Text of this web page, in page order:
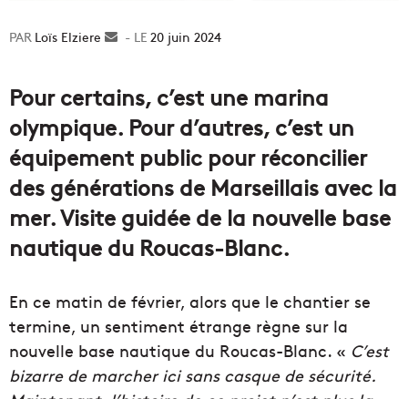
Loïs Elziere
Envoyer20 juin 2024
Pour certains, c’est une marina
olympique. Pour d’autres, c’est un
équipement public pour réconcilier
des générations de Marseillais avec la
mer. Visite guidée de la nouvelle base
nautique du Roucas-Blanc.
En ce matin de février, alors que le chantier se
termine, un sentiment étrange règne sur la
nouvelle base nautique du Roucas-Blanc. « C’est
bizarre de marcher ici sans casque de sécurité.